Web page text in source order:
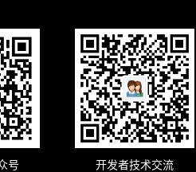
号 开发者技术交流